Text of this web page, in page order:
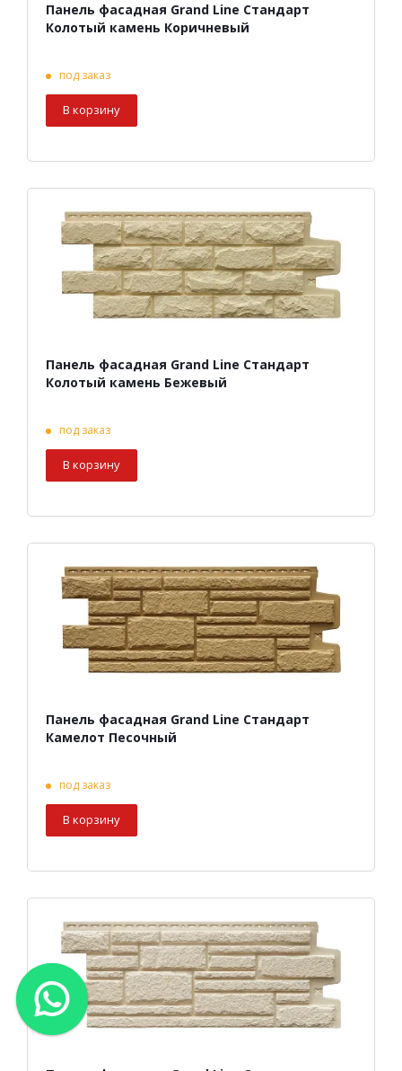
Панель фасадная Grand Line Стандарт
Колотый камень Коричневый
под заказ
В корзину
Панель фасадная Grand Line Стандарт
Колотый камень Бежевый
под заказ
В корзину
Панель фасадная Grand Line Стандарт
Камелот Песочный
под заказ
В корзину